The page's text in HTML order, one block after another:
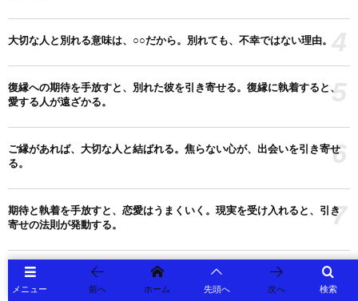
大切な人と別れる意味は、○○だから。別れても、不幸ではない理由。 4
復縁への期待を手放すと、別れた彼を引き寄せる。復縁に執着すると、
愛する人が遠ざかる。
5
ご縁があれば、大切な人と結ばれる。焦らない心が、出会いを引き寄せ
る。
6
期待と執着を手放すと、恋愛はうまくいく。現実を受け入れると、引き
寄せの法則が発動する。
7
本当に困ってるときだから、大切にすべき人を見極められる。助けてく
れる人を大切にしよう。
8
メニュー 検索
前へ ホーム 先頭へ 次へ